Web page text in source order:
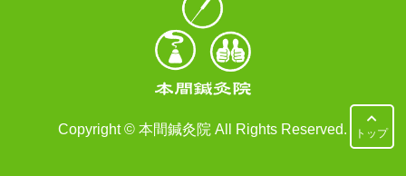
Copyright © 本間鍼灸院 All Rights Reserved. トップ